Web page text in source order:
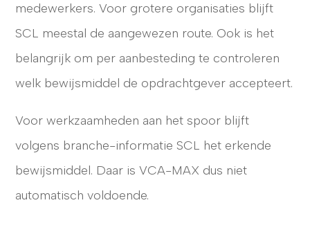
medewerkers. Voor grotere organisaties blijft
SCL meestal de aangewezen route. Ook is het
belangrijk om per aanbesteding te controleren
welk bewijsmiddel de opdrachtgever accepteert.
Voor werkzaamheden aan het spoor blijft
volgens branche-informatie SCL het erkende
bewijsmiddel. Daar is VCA-MAX dus niet
automatisch voldoende.